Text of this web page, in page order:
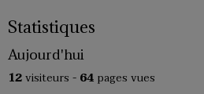
Statistiques
Aujourd'hui
12visiteurs - 64 pages vues